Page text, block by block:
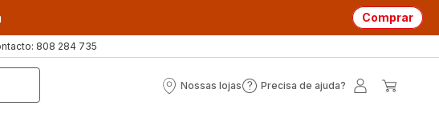
Comprar
808 284 735
Nossas lojas
Nossas
Precisa de ajuda?
Precisa